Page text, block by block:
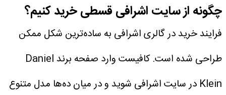
چگونه از سایت اشرافی قسطی خرید کنیم؟
فرایند خرید در گالری اشرافی به ساده‌ترین شکل ممکن
طراحی شده است. کافیست وارد صفحه برند Daniel
Klein در سایت اشرافی شوید و در میان ده‌ها مدل متنوع